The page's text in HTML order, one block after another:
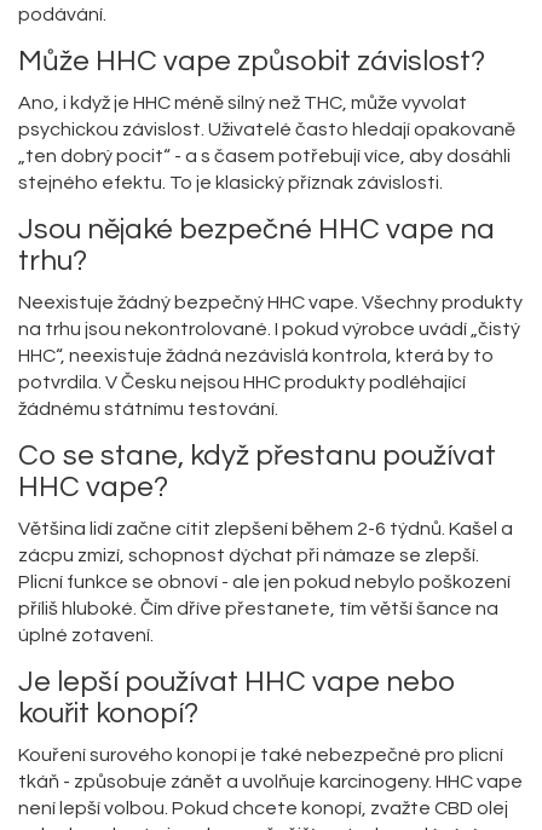
podávání.
Může HHC vape způsobit závislost?
Ano, i když je HHC méně silný než THC, může vyvolat
psychickou závislost. Uživatelé často hledají opakovaně
„ten dobrý pocit“ - a s časem potřebují více, aby dosáhli
stejného efektu. To je klasický příznak závislosti.
Jsou nějaké bezpečné HHC vape na
trhu?
Neexistuje žádný bezpečný HHC vape. Všechny produkty
na trhu jsou nekontrolované. I pokud výrobce uvádí „čistý
HHC“, neexistuje žádná nezávislá kontrola, která by to
potvrdila. V Česku nejsou HHC produkty podléhající
žádnému státnímu testování.
Co se stane, když přestanu používat
HHC vape?
Většina lidí začne cítit zlepšení během 2-6 týdnů. Kašel a
zácpu zmizí, schopnost dýchat při námaze se zlepší.
Plicní funkce se obnoví - ale jen pokud nebylo poškození
příliš hluboké. Čím dříve přestanete, tím větší šance na
úplné zotavení.
Je lepší používat HHC vape nebo
kouřit konopí?
Kouření surového konopí je také nebezpečné pro plicní
tkáň - způsobuje zánět a uvolňuje karcinogeny. HHC vape
není lepší volbou. Pokud chcete konopí, zvažte CBD olej